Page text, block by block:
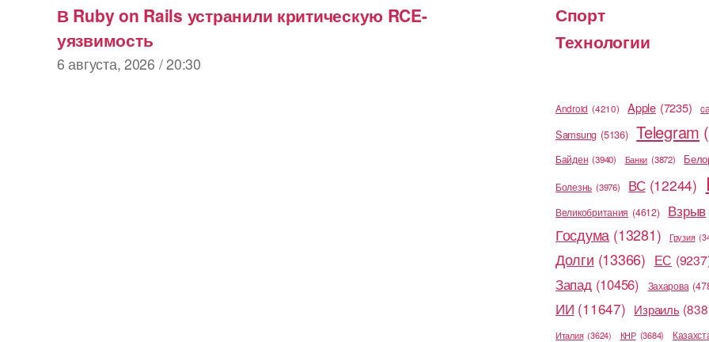
В Ruby on Rails устранили критическую RCE-
уязвимость
6 августа, 2026 / 20:30
Спорт
Технологии
Android (4210) Apple (7235)
Samsung (5136) Telegram
Байден (3940) Банки (3872)
Болезнь (3976) ВС (12244)
Великобритания (4612) Взрыв
Госдума (13281) Грузия
Долги (13366) ЕС
Запад (10456) Захарова
ИИ (11647) Израиль
Италия (3624) КНР (3684)